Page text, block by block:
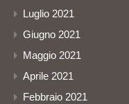
Luglio 2021
Giugno 2021
Maggio 2021
Aprile 2021
Febbraio 2021